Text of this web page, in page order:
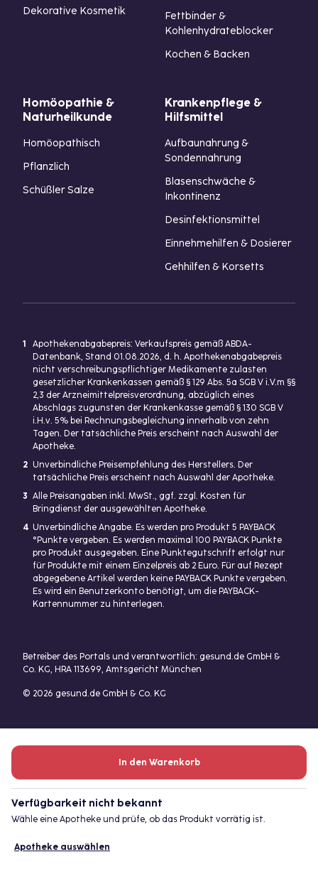
In den Warenkorb
Verfügbarkeit nicht bekannt
Wähle eine Apotheke und prüfe, ob das Produkt vorrätig ist.
Apotheke auswählen
Dekorative Kosmetik
Fettbinder &
Kohlenhydrateblocker
Kochen & Backen
Homöopathie &
Naturheilkunde
Homöopathisch
Pflanzlich
Schüßler Salze
Krankenpflege &
Hilfsmittel
Aufbaunahrung &
Sondennahrung
Blasenschwäche &
Inkontinenz
Desinfektionsmittel
Einnehmehilfen & Dosierer
Gehhilfen & Korsetts
1
Apothekenabgabepreis: Verkaufspreis gemäß ABDA-
Datenbank, Stand 01.08.2026, d. h. Apothekenabgabepreis
nicht verschreibungspflichtiger Medikamente zulasten
gesetzlicher Krankenkassen gemäß § 129 Abs. 5a SGB V i.V.m §§
2,3 der Arzneimittelpreisverordnung, abzüglich eines
Abschlags zugunsten der Krankenkasse gemäß § 130 SGB V
i.H.v. 5% bei Rechnungsbegleichung innerhalb von zehn
Tagen. Der tatsächliche Preis erscheint nach Auswahl der
Apotheke.
2 Unverbindliche Preisempfehlung des Herstellers. Der
tatsächliche Preis erscheint nach Auswahl der Apotheke.
3 Alle Preisangaben inkl. MwSt., ggf. zzgl. Kosten für
Bringdienst der ausgewählten Apotheke.
4 Unverbindliche Angabe. Es werden pro Produkt 5 PAYBACK
°Punkte vergeben. Es werden maximal 100 PAYBACK Punkte
pro Produkt ausgegeben. Eine Punktegutschrift erfolgt nur
für Produkte mit einem Einzelpreis ab 2 Euro. Für auf Rezept
abgegebene Artikel werden keine PAYBACK Punkte vergeben.
Es wird ein Benutzerkonto benötigt, um die PAYBACK-
Kartennummer zu hinterlegen.
Betreiber des Portals und verantwortlich: gesund.de GmbH &
Co. KG, HRA 113699, Amtsgericht München
© 2026 gesund.de GmbH & Co. KG